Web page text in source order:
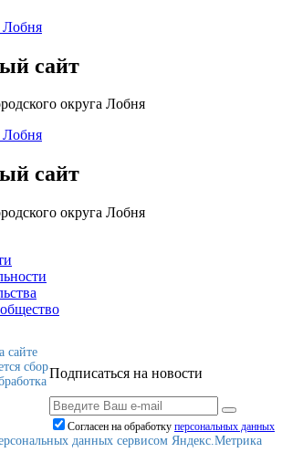
сайт
округа Лобня
сайт
округа Лобня
Подписаться на новости
Согласен на обработку персональныx данных
сайте
сбор
данных сервисом Яндекс.Метрика